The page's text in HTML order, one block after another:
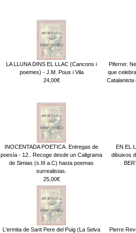
LA LLUNA DINS EL LLAC (Cancons i
poemes) - J.M. Pous i Vila
24,00€
Piferrer.
que
Catalanista
INOCENTADA POETICA. Entregas de
poesía - 12.. Recoge desde un Caligrama
de Simias (s.III a.C) hasta poemas
surrealistas.
25,00€
EN EL
dibuixos
L'ermita de Sant Pere del Puig (La Selva
Pierre